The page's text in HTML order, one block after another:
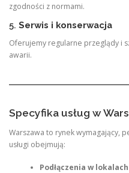
zgodności z normami.
5. Serwis i konserwacja
Oferujemy regularne przeglądy i
awarii.
Specyfika usług w
Warszawa to rynek wymagający,
usługi obejmują:
Podłączenia w